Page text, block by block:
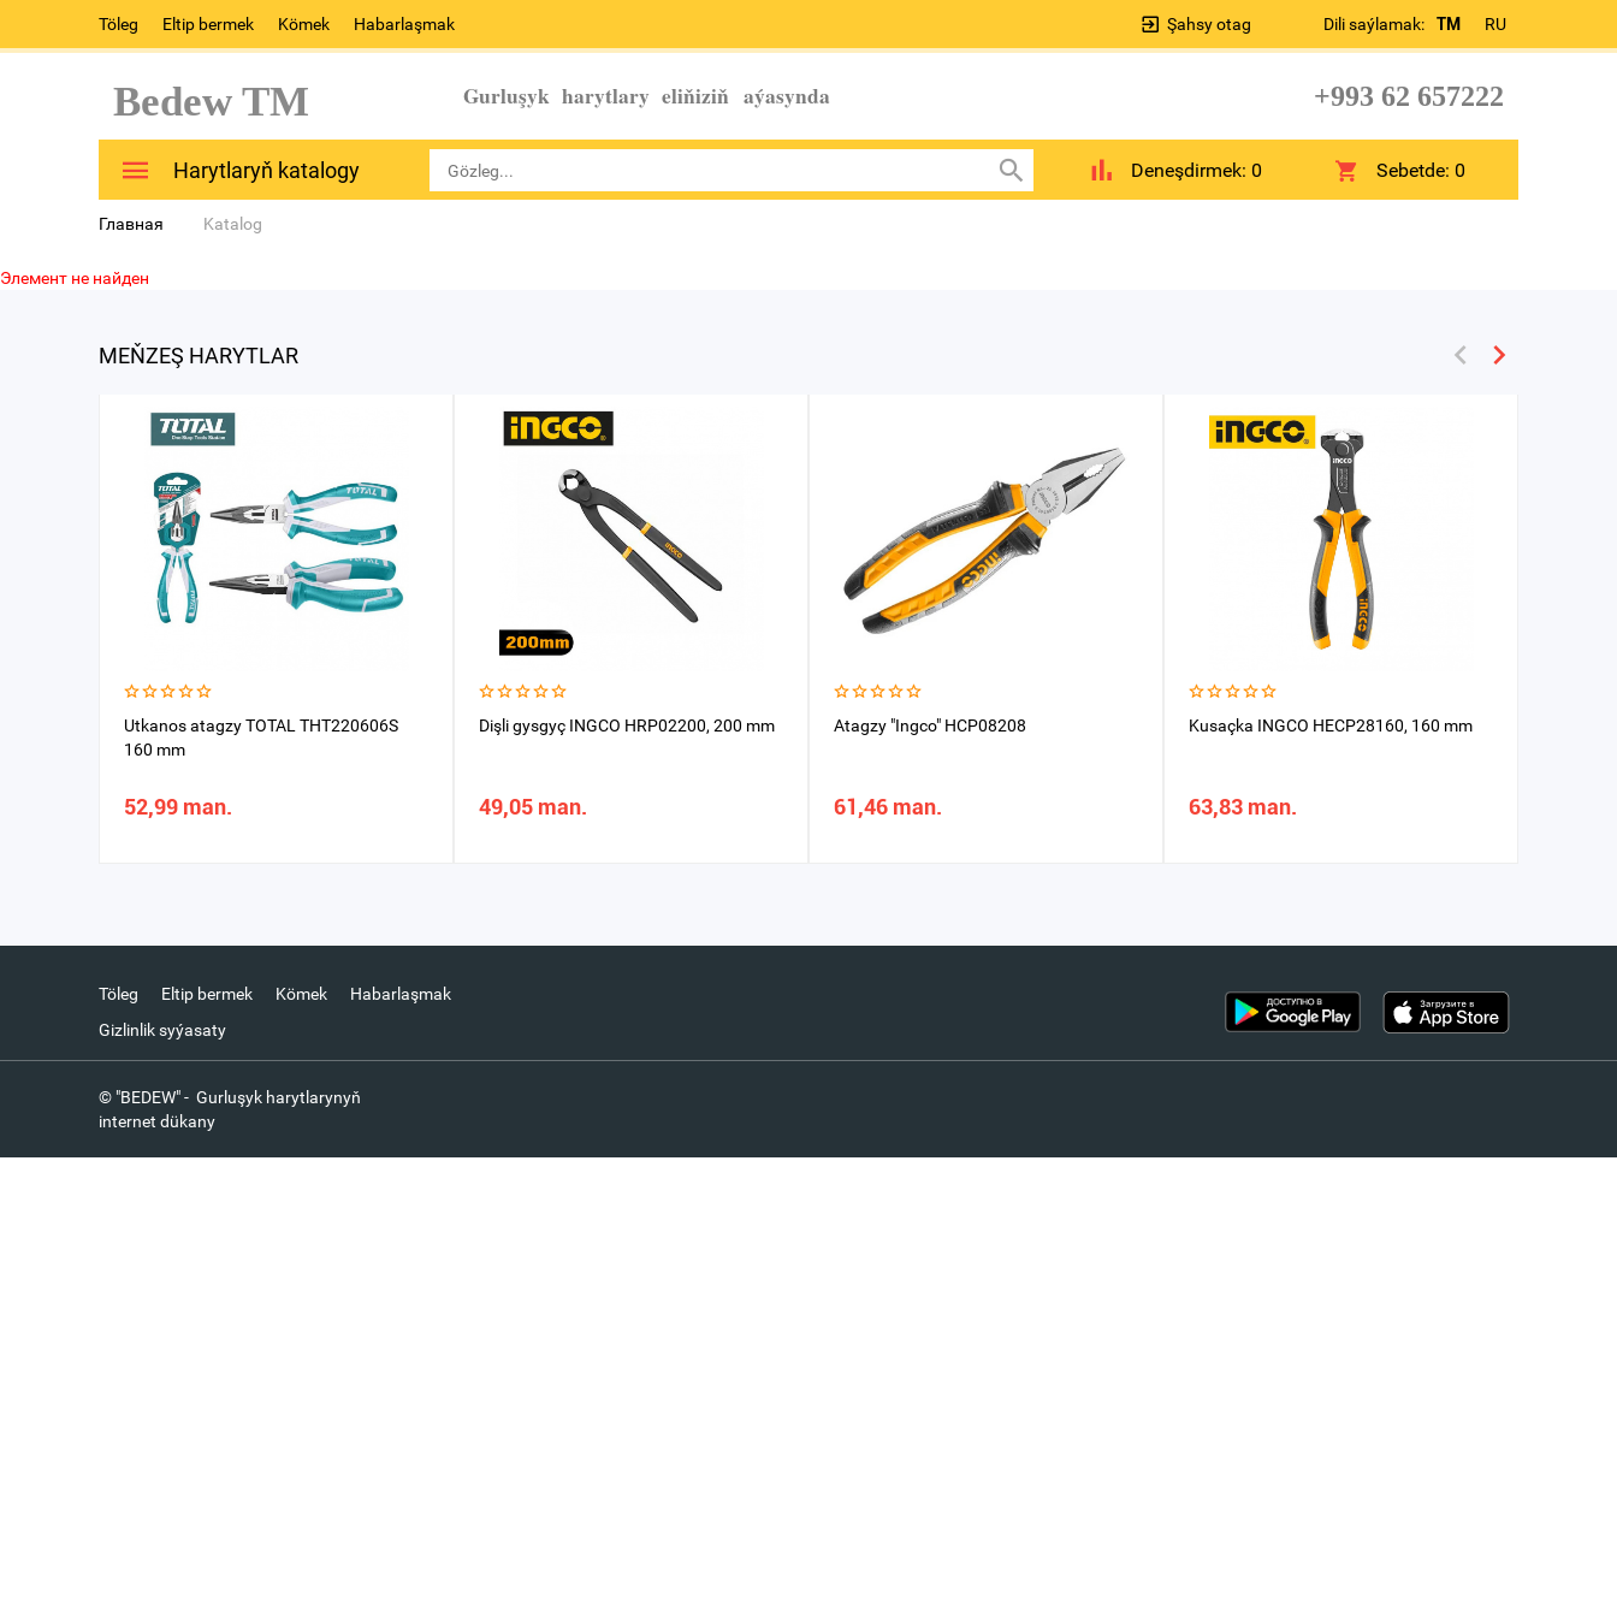
Töleg Eltip bermek Kömek Habarlaşmak Dili saýlamak: TM RU
Şahsy otag
Bedew TM Gurluşyk harytlary eliňiziň aýasynda +993 62 657222
Harytlaryň katalogy Deneşdirmek: 0 Sebetde:0
Главная Katalog
Элемент не найден
MEŇZEŞ HARYTLAR
Utkanos atagzy TOTAL THT220606S
160 mm
52,99 man.
Dişli gysgyç INGCO HRP02200, 200 mm
49,05 man.
Atagzy "Ingсo" HCP08208
61,46 man.
Kusaçka INGCO HECP28160, 160 mm
63,83 man.
Töleg Eltip bermek Kömek
Habarlaşmak
Gizlinlik syýasaty
© "BEDEW" - Gurluşyk harytlarynyň
internet dükany